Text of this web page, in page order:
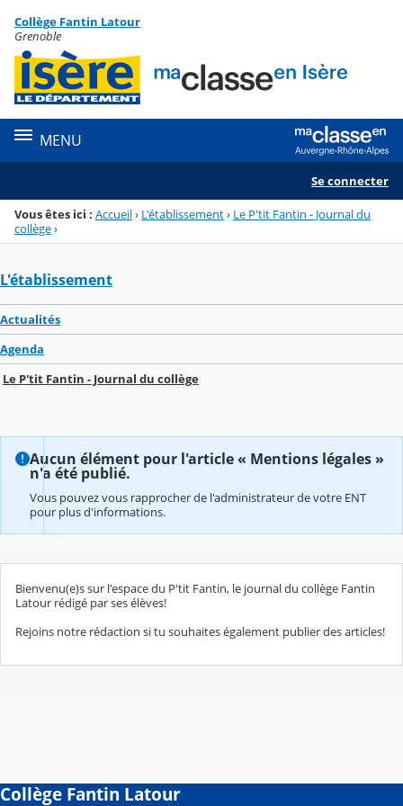
Menu de la rubrique
Contenu
Collège Fantin Latour
Grenoble
MENU
Se connecter
Vous êtes ici : Accueil› L'établissement› Le P'tit Fantin - Journal du
collège›
L'établissement
Actualités
Agenda
Le P'tit Fantin - Journal du collège
Aucun élément pour l'article « Mentions légales »
n'a été publié.
Vous pouvez vous rapprocher de l'administrateur de votre ENT
pour plus d'informations.
Bienvenu(e)s sur l'espace du P'tit Fantin, le journal du collège Fantin
Latour rédigé par ses élèves!
Rejoins notre rédaction si tu souhaites également publier des articles!
Collège Fantin Latour